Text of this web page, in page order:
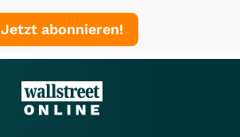
Jetzt abonnieren!